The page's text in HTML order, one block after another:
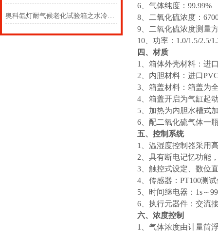
奥科氙灯耐气候老化试验箱之水冷氙灯灯管介绍
6、气体纯度：99.99%
8、二氧化硫浓度：
9、二氧化硫浓度测量
10、功率：1.0/1.5/2.5/
四、材质
1、箱体外壳材料：进
2、内胆材料：进口
3、箱盖材料：箱盖为
4、箱盖开启为气缸起
5、加热为内胆水槽式
6、配二氧化硫气体一
五、控制系统
1、温湿度控制器采用
2、具有断电记忆功能
3、触控式设定、数位
4、传感器：PT100测
5、时间继电器：1s～
6、执行元器件：交流
六、浓度控制
1、气体浓度由计量筒